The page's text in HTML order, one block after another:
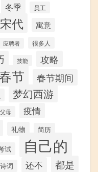
冬季 员工
宋代 寓意
应聘者 很多人
技能 攻略
节 春节期间
梦幻西游
父母 疫情
礼物 简历
试 自己的
诗词 还不 都是